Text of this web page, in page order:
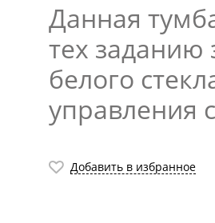
Данная
тех заданию
белого
управления
Добавить в избранное